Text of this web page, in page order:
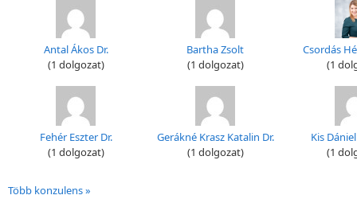
Antal Ákos Dr.
(1 dolgozat)
Bartha Zsolt
(1 dolgozat)
Csordás
(1
Fehér Eszter Dr.
(1 dolgozat)
Gerákné Krasz Katalin Dr.
(1 dolgozat)
Kis
(1
Több konzulens »